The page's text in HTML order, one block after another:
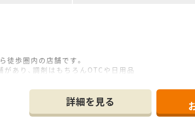
歩圏内の店舗です。
あり、調剤はもちろんOTCや日用品
すが、透析クリニックや総合病院が近隣にある為
とができる環境です。
終提示となります。
詳細を見る